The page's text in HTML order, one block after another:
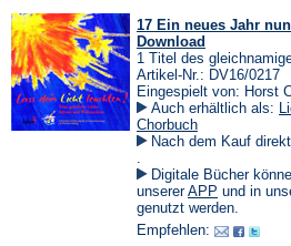
17 Ein neues Jahr
Download
1 Titel des
Artikel-Nr.: DV16/0217
Eingespielt von: Horst
Auch erhältlich als:
Chorbuch
Nach dem Kauf
in
einem
neuen
Tab)
.
Digitale Bücher
unsererAPP (Öffnet
in
neuen
und in
genutzt werden.
Empfehlen: